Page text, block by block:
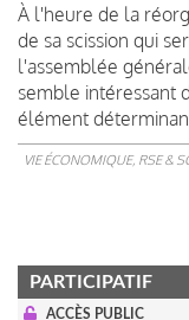
À l'heure de la
de sa scission qui
l'assemblée
semble intéressant
élément
VIE ÉCONOMIQUE, RSE &
PARTICIPATIF
ACCÈS PUBLIC